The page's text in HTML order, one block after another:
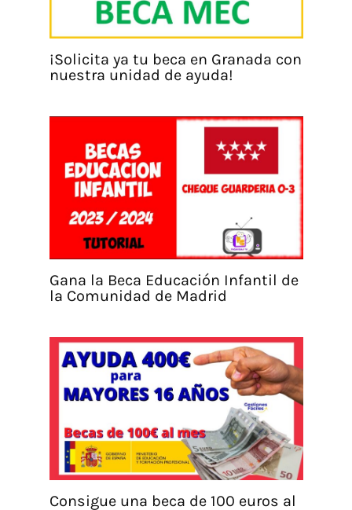
¡Solicita ya tu beca en Granada con
nuestra unidad de ayuda!
Gana la Beca Educación Infantil de
la Comunidad de Madrid
Consigue una beca de 100 euros al